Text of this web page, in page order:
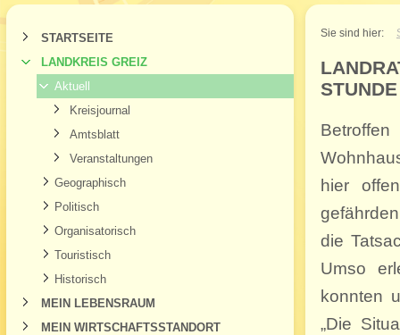
STARTSEITE
LANDKREIS GREIZ
Aktuell
Kreisjournal
Amtsblatt
Veranstaltungen
Geographisch
Politisch
Organisatorisch
Touristisch
Historisch
MEIN LEBENSRAUM
MEIN WIRTSCHAFTSSTANDORT
Sie sind hier:
STUNDE
hier
die
Umso
konnten
„Die